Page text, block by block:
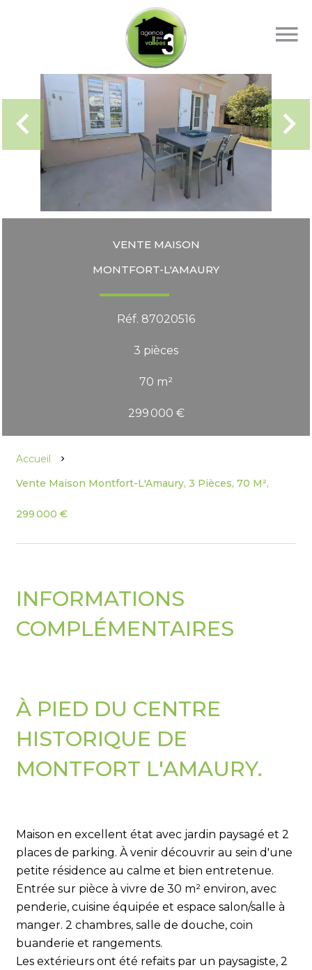
VENTE MAISON
MONTFORT-L'AMAURY
Réf. 87020516
3 pièces
70 m²
299 000 €
Accueil
Vente Maison Montfort-L'Amaury, 3 Pièces, 70 M²,
299 000 €
INFORMATIONS
COMPLÉMENTAIRES
À PIED DU CENTRE
HISTORIQUE DE
MONTFORT L'AMAURY.
Maison en excellent état avec jardin paysagé et 2
places de parking. À venir découvrir au sein d'une
petite résidence au calme et bien entretenue.
Entrée sur pièce à vivre de 30 m² environ, avec
penderie, cuisine équipée et espace salon/salle à
manger. 2 chambres, salle de douche, coin
buanderie et rangements.
Les extérieurs ont été refaits par un paysagiste, 2